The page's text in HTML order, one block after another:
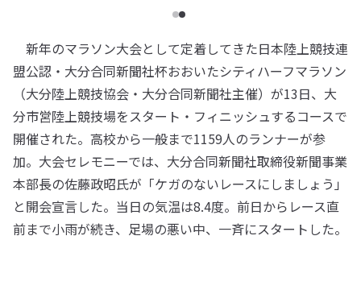
新年のマラソン大会として定着してきた日本陸上競技連
盟公認・大分合同新聞社杯おおいたシティハーフマラソン
（大分陸上競技協会・大分合同新聞社主催）が13日、大
分市営陸上競技場をスタート・フィニッシュするコースで
開催された。高校から一般まで1159人のランナーが参
加。大会セレモニーでは、大分合同新聞社取締役新聞事業
本部長の佐藤政昭氏が「ケガのないレースにしましょう」
と開会宣言した。当日の気温は8.4度。前日からレース直
前まで小雨が続き、足場の悪い中、一斉にスタートした。